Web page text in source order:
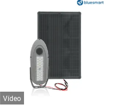
Vídeo